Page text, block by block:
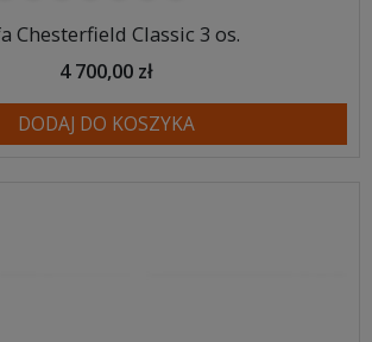
Chesterfield Classic 3 os.
4 700,00 zł
DODAJ DO KOSZYKA